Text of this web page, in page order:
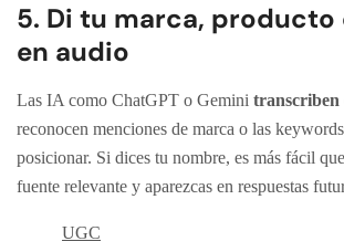
5. Di tu marca, producto
en audio
Las IA como ChatGPT o Gemini transcriben
reconocen menciones de marca o las
posicionar. Si dices tu nombre, es más fácil
fuente relevante y aparezcas en respuestas
UGC